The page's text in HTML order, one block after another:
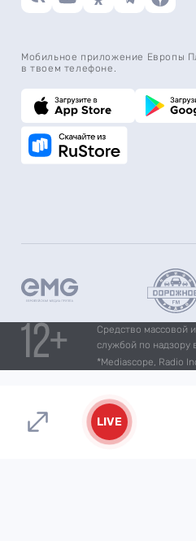
Мобильное приложение Европы
в твоем телефоне.
Средство массовой
службой по надзору
*Mediascope, Radio
LIVE